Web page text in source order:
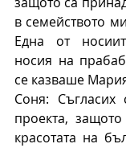
в семейството
Една от
носия на
се казваше
Соня:
проекта,
красотата на